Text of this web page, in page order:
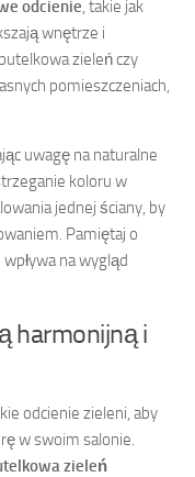
odcienie , takie jak
wnętrze i
zieleń czy
pomieszczeniach,
uwagę na naturalne
koloru w
jednej ściany, by
Pamiętaj o
na wygląd
harmonijną i
odcienie zieleni, aby
w swoim salonie.
zieleń